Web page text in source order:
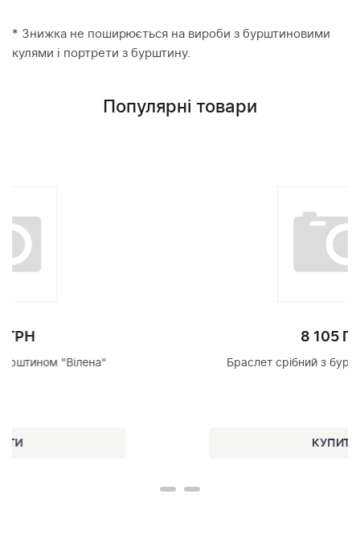
* Знижка не поширюється на вироби з бурштиновими
кулями і портрети з бурштину.
Популярні товари
Браслет срібний з бурштином "Паолла"